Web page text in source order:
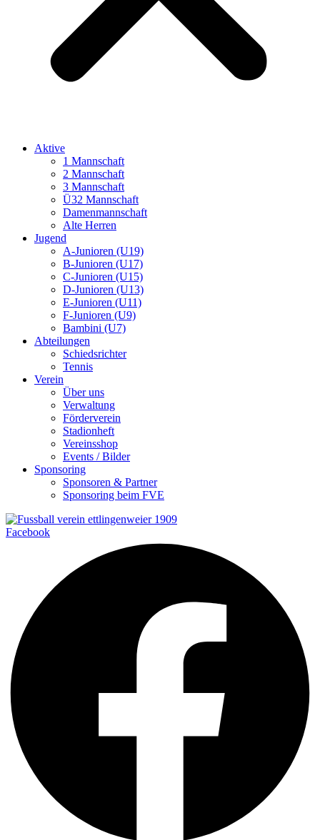
Aktive
1 Mannschaft
2 Mannschaft
3 Mannschaft
Ü32 Mannschaft
Damenmannschaft
Alte Herren
Jugend
A-Junioren (U19)
B-Junioren (U17)
C-Junioren (U15)
D-Junioren (U13)
E-Junioren (U11)
F-Junioren (U9)
Bambini (U7)
Abteilungen
Schiedsrichter
Tennis
Verein
Über uns
Verwaltung
Förderverein
Stadionheft
Vereinsshop
Events / Bilder
Sponsoring
Sponsoren & Partner
Sponsoring beim FVE
Facebook